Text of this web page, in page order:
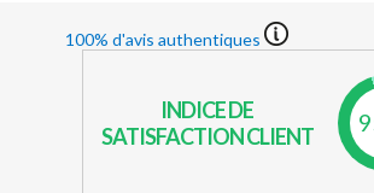
100% d'avis authentiques
INDICE DE
SATISFACTION CLIENT